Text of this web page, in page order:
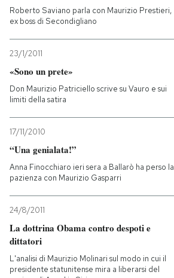
Entra
Roberto Saviano parla con Maurizio Prestieri,
ex boss di Secondigliano
23/1/2011
«Sono un prete»
Don Maurizio Patriciello scrive su Vauro e sui
limiti della satira
17/11/2010
“Una genialata!”
Anna Finocchiaro ieri sera a Ballarò ha perso la
pazienza con Maurizio Gasparri
24/8/2011
La dottrina Obama contro despoti e
dittatori
L'analisi di Maurizio Molinari sul modo in cui il
presidente statunitense mira a liberarsi del